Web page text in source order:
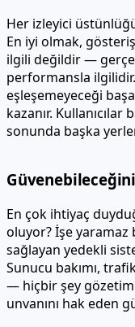
Her izleyici
En iyi olmak,
ilgili değildir —
performansla
eşleşemeyeceği
kazanır.
sonunda başka
En çok ihtiyaç
oluyor? İşe yaramaz
sağlayan yedekli
Sunucu bakımı,
— hiçbir şey
unvanını hak eden